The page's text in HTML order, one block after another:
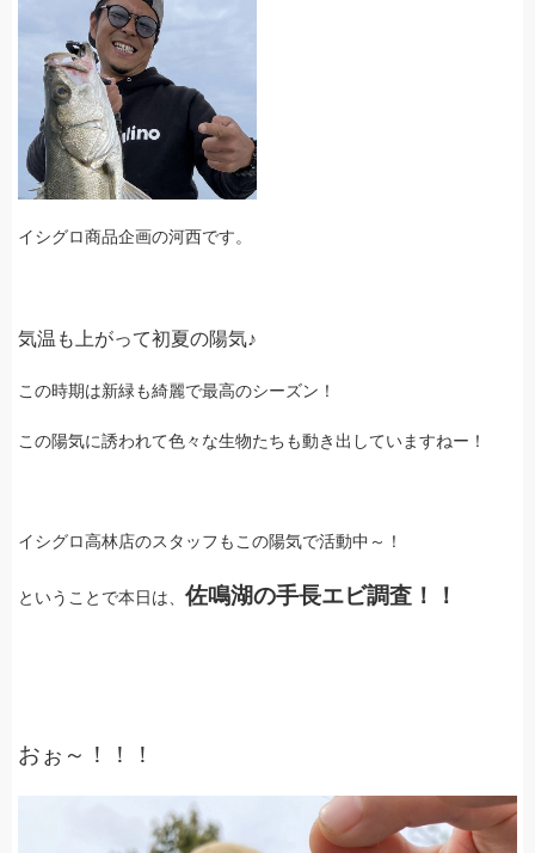
イシグロ商品企画の河西です。
気温も上がって初夏の陽気♪
この時期は新緑も綺麗で最高のシーズン！
この陽気に誘われて色々な生物たちも動き出していますねー！
イシグロ高林店のスタッフもこの陽気で活動中～！
ということで本日は、 佐鳴湖の手長エビ調査！！
おぉ～！！！